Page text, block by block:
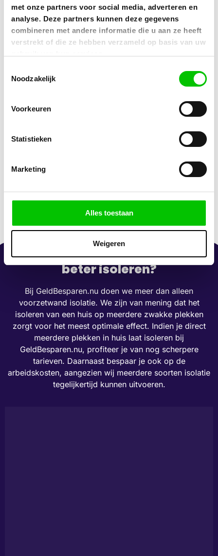
met onze partners voor social media, adverteren en
analyse. Deze partners kunnen deze gegevens
combineren met andere informatie die u aan ze heeft
verstrekt of die ze hebben verzameld op basis van uw
Noodzakelijk
Voorkeuren
Statistieken
Marketing
Alles toestaan
Weigeren
Bij GeldBesparen.nu hechten we veel waarde aan de
ervaringen en feedback van onze gewaardeerde
klanten. We zijn er trots op dat we positieve verhalen
kunnen delen van degenen die hebben gekozen voor
GeldBesparen.nu voor hun duurzaamheidsbehoeften.
Lees meer dan 250 reviews op Trustpilot
Ook direct andere delen in huis
beter isoleren?
Bij GeldBesparen.nu doen we meer dan alleen
voorzetwand isolatie. We zijn van mening dat het
isoleren van een huis op meerdere zwakke plekken
zorgt voor het meest optimale effect. Indien je direct
meerdere plekken in huis laat isoleren bij
GeldBesparen.nu, profiteer je van nog scherpere
tarieven. Daarnaast bespaar je ook op de
arbeidskosten, aangezien wij meerdere soorten isolatie
tegelijkertijd kunnen uitvoeren.